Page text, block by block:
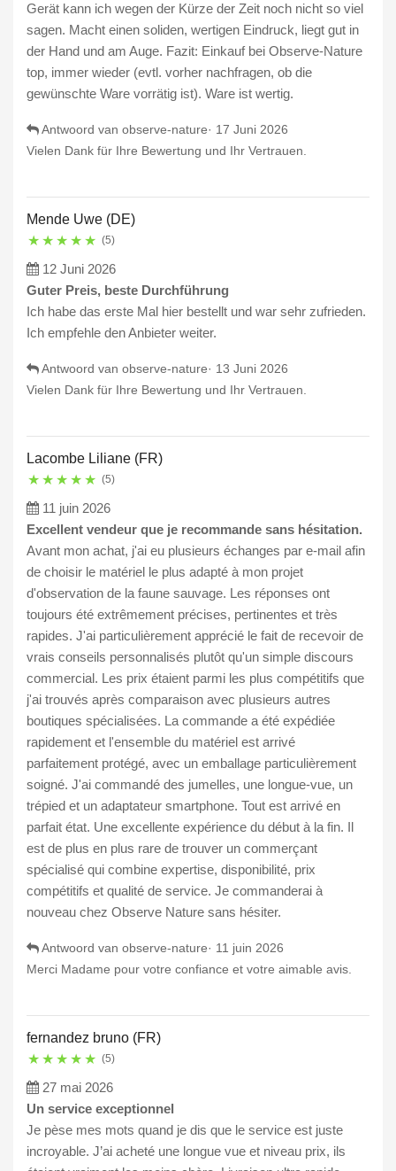
Gerät kann ich wegen der Kürze der Zeit noch nicht so viel
sagen. Macht einen soliden, wertigen Eindruck, liegt gut in
der Hand und am Auge. Fazit: Einkauf bei Observe-Nature
top, immer wieder (evtl. vorher nachfragen, ob die
gewünschte Ware vorrätig ist). Ware ist wertig.
Antwoord van observe-nature· 17 Juni 2026
Vielen Dank für Ihre Bewertung und Ihr Vertrauen.
Mende Uwe (DE)
★ ★ ★ ★ ★ (5)
12 Juni 2026
Guter Preis, beste Durchführung
Ich habe das erste Mal hier bestellt und war sehr zufrieden.
Ich empfehle den Anbieter weiter.
Antwoord van observe-nature· 13 Juni 2026
Vielen Dank für Ihre Bewertung und Ihr Vertrauen.
Lacombe Liliane (FR)
★ ★ ★ ★ ★ (5)
11 juin 2026
Excellent vendeur que je recommande sans hésitation.
Avant mon achat, j'ai eu plusieurs échanges par e-mail afin
de choisir le matériel le plus adapté à mon projet
d'observation de la faune sauvage. Les réponses ont
toujours été extrêmement précises, pertinentes et très
rapides. J'ai particulièrement apprécié le fait de recevoir de
vrais conseils personnalisés plutôt qu'un simple discours
commercial. Les prix étaient parmi les plus compétitifs que
j'ai trouvés après comparaison avec plusieurs autres
boutiques spécialisées. La commande a été expédiée
rapidement et l'ensemble du matériel est arrivé
parfaitement protégé, avec un emballage particulièrement
soigné. J'ai commandé des jumelles, une longue-vue, un
trépied et un adaptateur smartphone. Tout est arrivé en
parfait état. Une excellente expérience du début à la fin. Il
est de plus en plus rare de trouver un commerçant
spécialisé qui combine expertise, disponibilité, prix
compétitifs et qualité de service. Je commanderai à
nouveau chez Observe Nature sans hésiter.
Antwoord van observe-nature· 11 juin 2026
Merci Madame pour votre confiance et votre aimable avis.
fernandez bruno (FR)
★ ★ ★ ★ ★ (5)
27 mai 2026
Un service exceptionnel
Je pèse mes mots quand je dis que le service est juste
incroyable. J’ai acheté une longue vue et niveau prix, ils